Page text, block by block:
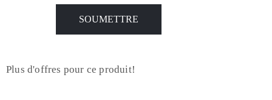
Plus d'offres pour ce produit!